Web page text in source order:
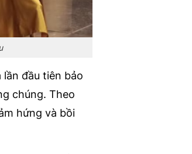
lần đầu tiên bảo
chúng. Theo
hứng và bồi